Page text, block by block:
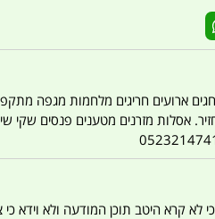
אסלות מזרנים מטענים פנסים
כי לא קרא היטב תוכן המודעה ולא